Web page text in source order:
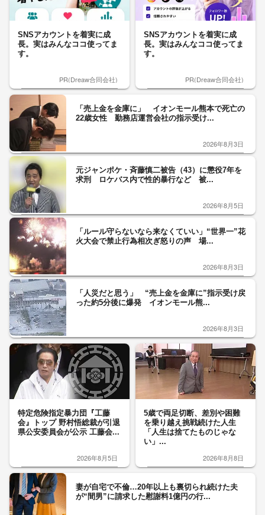
SNSアカウントを着実に成
長。実はみんなココ使ってま
す。
PR(Dreaw合同会社)
SNSアカウントを着実に成
長。実はみんなココ使ってま
す。
PR(Dreaw合同会社)
「売上金を金庫に」 イオンモール熊本で死亡の
22歳女性 勤務店運営会社の指示受け...
2026年8月3日
元ジャンポケ・斉藤慎二被告（43）に懲役7年を
求刑 ロケバス内で性的暴行など 被...
2026年8月5日
「ルール守らないなら来なくていい」“世界一”花
火大会で禁止行為相次ぎ怒りの声 場...
2026年8月3日
「人災だと思う」 “売上金を金庫に”指示受け戻
った約5分後に爆発 イオンモール熊...
2026年8月3日
特定危険指定暴力団『工藤
会』トップ 野村悟総裁が引退
県公安委員会が公示 工藤会...
2026年8月5日
5歳で両足切断、差別や困難
を乗り越え挑戦続けた人生
「人生は捨てたものじゃな
い」...
2026年8月8日
妻が自宅で不倫…20年以上も裏切られ続けた夫
が“間男”に請求した慰謝料1億円の行...